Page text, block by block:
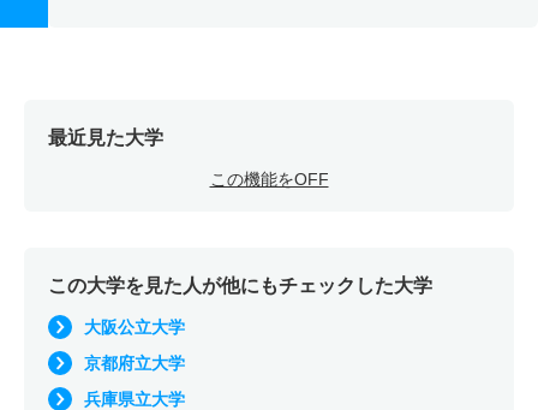
最近見た大学
この機能をOFF
この大学を見た人が他にもチェックした大学
大阪公立大学
京都府立大学
兵庫県立大学